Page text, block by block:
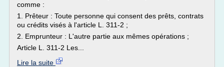
comme :
1. Prêteur : Toute personne qui consent des prêts, contrats
ou crédits visés à l'article L. 311-2 ;
2. Emprunteur : L'autre partie aux mêmes opérations ;
Article L. 311-2 Les...
Lire la suite